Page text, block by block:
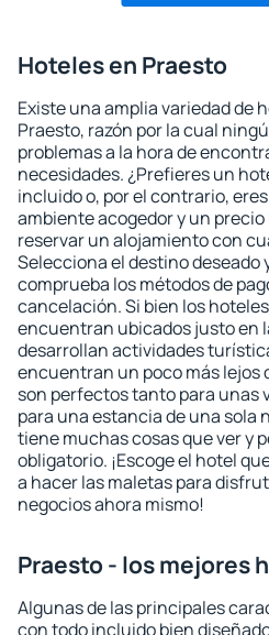
Hoteles en Praesto
Existe una amplia variedad de
Praesto, razón por la cual
problemas a la hora de
necesidades. ¿Prefieres un
incluido o, por el contrario,
ambiente acogedor y un
reservar un alojamiento con
Selecciona el destino deseado
comprueba los métodos de
cancelación. Si bien los
encuentran ubicados justo en
desarrollan actividades
encuentran un poco más lejos
son perfectos tanto para unas
para una estancia de una sola
tiene muchas cosas que ver y
obligatorio. ¡Escoge el hotel
a hacer las maletas para
negocios ahora mismo!
Praesto - los mejores
Algunas de las principales
con todo incluido bien